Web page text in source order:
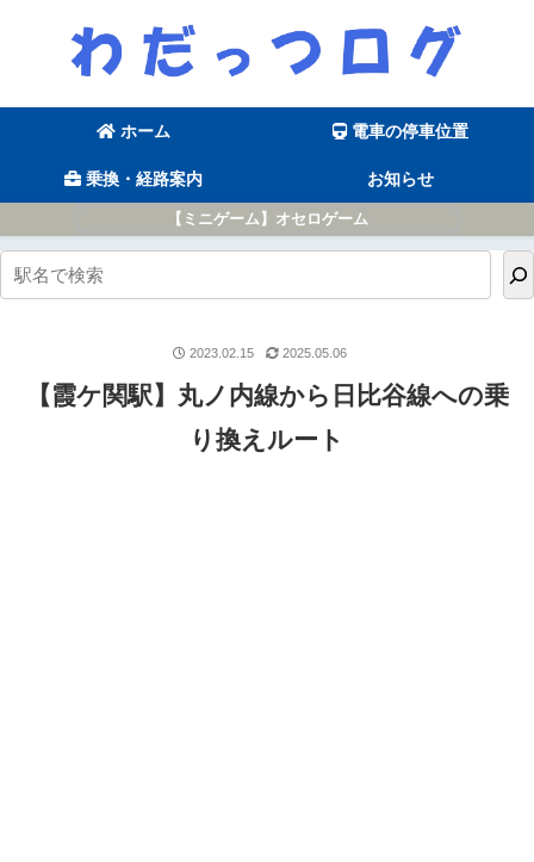
ホーム 電車の停車位置
乗換・経路案内 お知らせ
【ミニゲーム】オセロゲーム
【霞ケ関駅】丸ノ内線から日比谷線への乗
り換えルート
2023.02.15 2025.05.06